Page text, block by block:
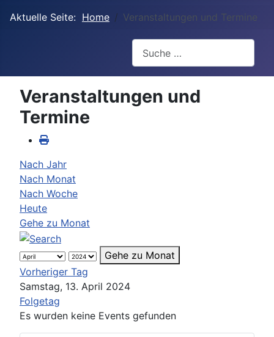
Aktuelle Seite: Home Veranstaltungen und Termine
Veranstaltungen und
Termine
Nach Jahr
Nach Monat
Nach Woche
Heute
Gehe zu Monat
Gehe zu Monat
Vorheriger Tag
Samstag, 13. April 2024
Folgetag
Es wurden keine Events gefunden